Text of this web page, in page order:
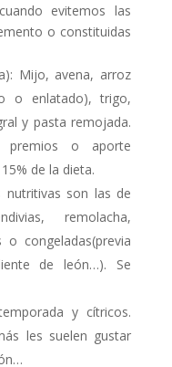
evitemos las
o constituidas
Mijo, avena, arroz
o enlatado), trigo,
y pasta remojada.
premios o aporte
de la dieta.
nutritivas son las de
remolacha,
o congeladas(previa
de león…). Se
y cítricos.
les suelen gustar